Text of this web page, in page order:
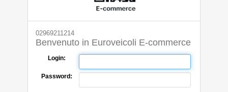
02969211214
Benvenuto in Euroveicoli E-commerce
Login:
Password: